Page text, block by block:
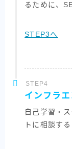
るために、
STEP3へ
STEP4
インフラ
自己学習・
トに相談す